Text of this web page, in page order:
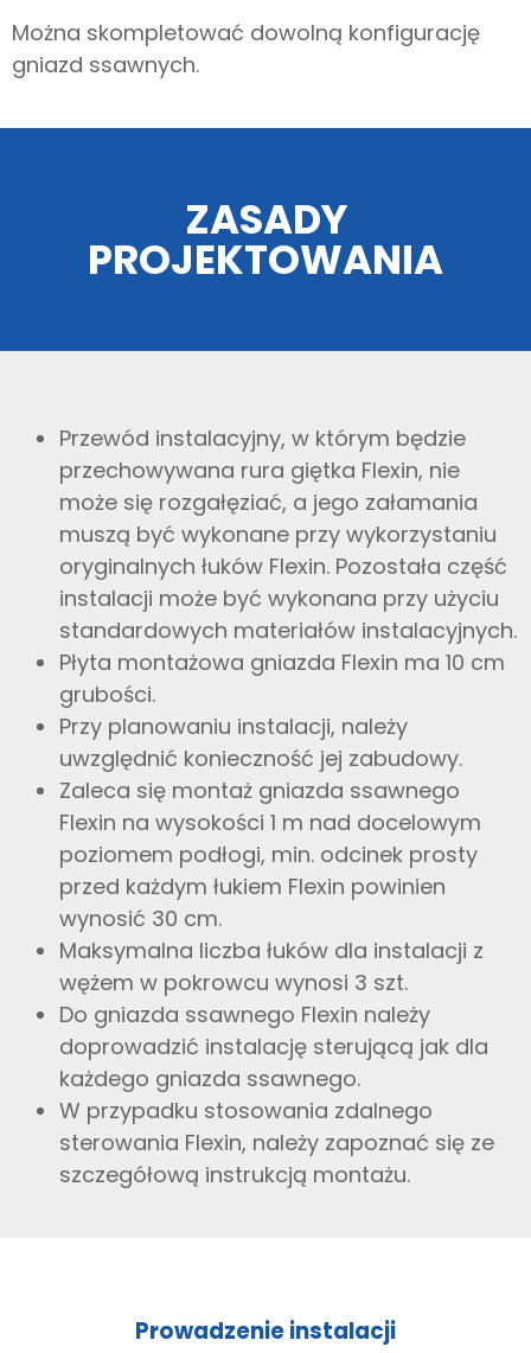
Można skompletować dowolną konfigurację
gniazd ssawnych.
ZASADY
PROJEKTOWANIA
Przewód instalacyjny, w którym będzie
przechowywana rura giętka Flexin, nie
może się rozgałęziać, a jego załamania
muszą być wykonane przy wykorzystaniu
oryginalnych łuków Flexin. Pozostała część
instalacji może być wykonana przy użyciu
standardowych materiałów instalacyjnych.
Płyta montażowa gniazda Flexin ma 10 cm
grubości.
Przy planowaniu instalacji, należy
uwzględnić konieczność jej zabudowy.
Zaleca się montaż gniazda ssawnego
Flexin na wysokości 1 m nad docelowym
poziomem podłogi, min. odcinek prosty
przed każdym łukiem Flexin powinien
wynosić 30 cm.
Maksymalna liczba łuków dla instalacji z
wężem w pokrowcu wynosi 3 szt.
Do gniazda ssawnego Flexin należy
doprowadzić instalację sterującą jak dla
każdego gniazda ssawnego.
W przypadku stosowania zdalnego
sterowania Flexin, należy zapoznać się ze
szczegółową instrukcją montażu.
Prowadzenie instalacji